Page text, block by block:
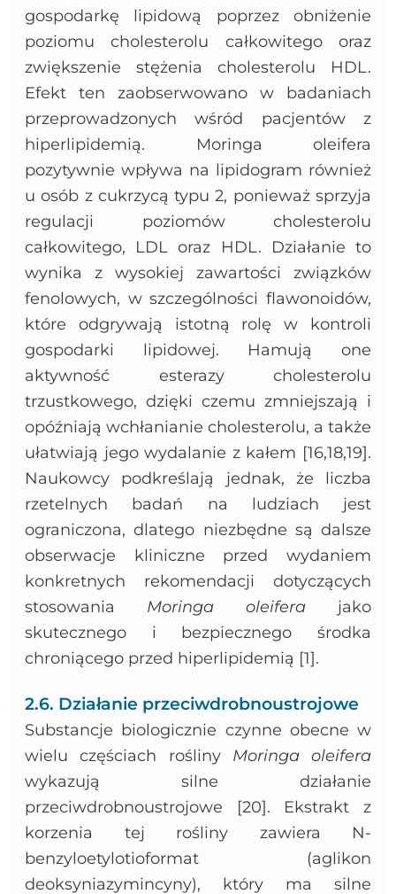
gospodarkę lipidową poprzez obniżenie
poziomu cholesterolu całkowitego oraz
zwiększenie stężenia cholesterolu HDL.
Efekt ten zaobserwowano w badaniach
przeprowadzonych wśród pacjentów z
hiperlipidemią. Moringa oleifera
pozytywnie wpływa na lipidogram również
u osób z cukrzycą typu 2, ponieważ sprzyja
regulacji poziomów cholesterolu
całkowitego, LDL oraz HDL. Działanie to
wynika z wysokiej zawartości związków
fenolowych, w szczególności flawonoidów,
które odgrywają istotną rolę w kontroli
gospodarki lipidowej. Hamują one
aktywność esterazy cholesterolu
trzustkowego, dzięki czemu zmniejszają i
opóźniają wchłanianie cholesterolu, a także
ułatwiają jego wydalanie z kałem [16,18,19].
Naukowcy podkreślają jednak, że liczba
rzetelnych badań na ludziach jest
ograniczona, dlatego niezbędne są dalsze
obserwacje kliniczne przed wydaniem
konkretnych rekomendacji dotyczących
stosowania Moringa oleifera jako
skutecznego i bezpiecznego środka
chroniącego przed hiperlipidemią [1].
2.6. Działanie przeciwdrobnoustrojowe
Substancje biologicznie czynne obecne w
wielu częściach rośliny Moringa oleifera
wykazują silne działanie
przeciwdrobnoustrojowe [20]. Ekstrakt z
korzenia tej rośliny zawiera N-
benzyloetylotioformat (aglikon
deoksyniazymincyny), który ma silne